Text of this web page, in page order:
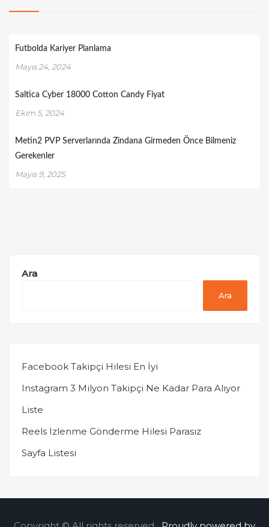
Futbolda Kariyer Planlama
Mayıs 24, 2024
Saltica Cyber 18000 Cotton Candy Fiyat
Ekim 5, 2024
Metin2 PVP Serverlarında Zindana Girmeden Önce Bilmeniz
Gerekenler
Mayıs 9, 2025
Ara
Ara
Facebook Takipçi Hilesi En İyi
Instagram 3 Milyon Takipçi Ne Kadar Para Alıyor
Liste
Reels Izlenme Gönderme Hilesi Parasız
Sayfa Listesi